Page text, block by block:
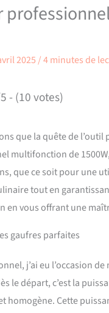
2025/4 minutes de
- (10 votes)
que la quête de
multifonction de
que ce soit pour une
tout en
vous offrant une
gaufres parfaites
j’ai eu l’occasion
le départ, c’est la
homogène. Cette